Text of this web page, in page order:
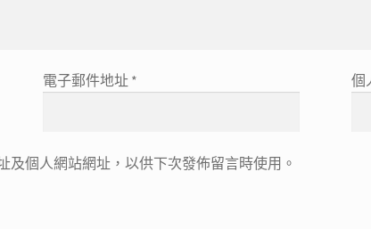
電子郵件地址 * 個
及個人網站網址，以供下次發佈留言時使用。